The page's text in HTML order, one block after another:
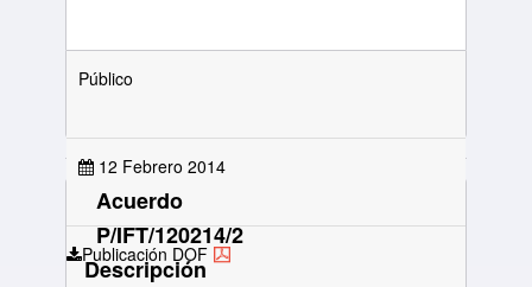
Público
12 Febrero 2014
Publicación DOF
Acuerdo
P/IFT/120214/2
Descripción